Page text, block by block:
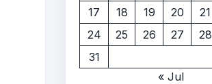
17
18 19 20 21
24
25 26 27 28
31
« Jul